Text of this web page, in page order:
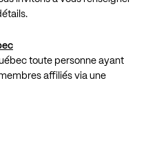
toute personne ayant
affiliés via une